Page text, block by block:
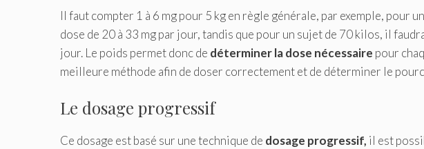
Il faut compter 1 à 6 mg pour 5 kg en règle générale, par exemple, pour
dose de 20 à 33 mg par jour, tandis que pour un sujet de 70 kilos, il
jour. Le poids permet donc de déterminer la dose nécessaire pour
meilleure méthode afin de doser correctement et de déterminer le
Le dosage progressif
Ce dosage est basé sur une technique de dosage progressif, il est